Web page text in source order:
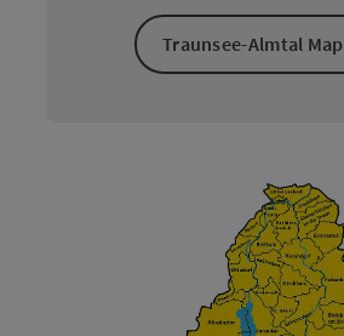
Traunsee-Almtal Map